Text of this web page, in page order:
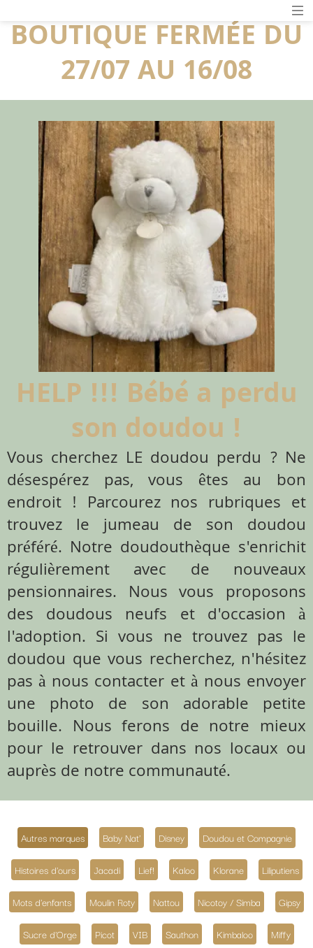
BOUTIQUE FERMÉE DU
27/07 AU 16/08
HELP !!! Bébé a perdu
son doudou !
Vous cherchez LE doudou perdu ? Ne
désespérez pas, vous êtes au bon
endroit ! Parcourez nos rubriques et
trouvez le jumeau de son doudou
préféré. Notre doudouthèque s'enrichit
régulièrement avec de nouveaux
pensionnaires. Nous vous proposons
des doudous neufs et d'occasion à
l'adoption. Si vous ne trouvez pas le
doudou que vous recherchez, n'hésitez
pas à nous contacter et à nous envoyer
une photo de son adorable petite
bouille. Nous ferons de notre mieux
pour le retrouver dans nos locaux ou
auprès de notre communauté.
Autres marques Baby Nat' Disney Doudou et Compagnie
Histoires d'ours Jacadi Lief! Kaloo Klorane Liliputiens
Mots d'enfants Moulin Roty Nattou Nicotoy / Simba Gipsy
Sucre d'Orge Picot VIB Sauthon Kimbaloo Miffy